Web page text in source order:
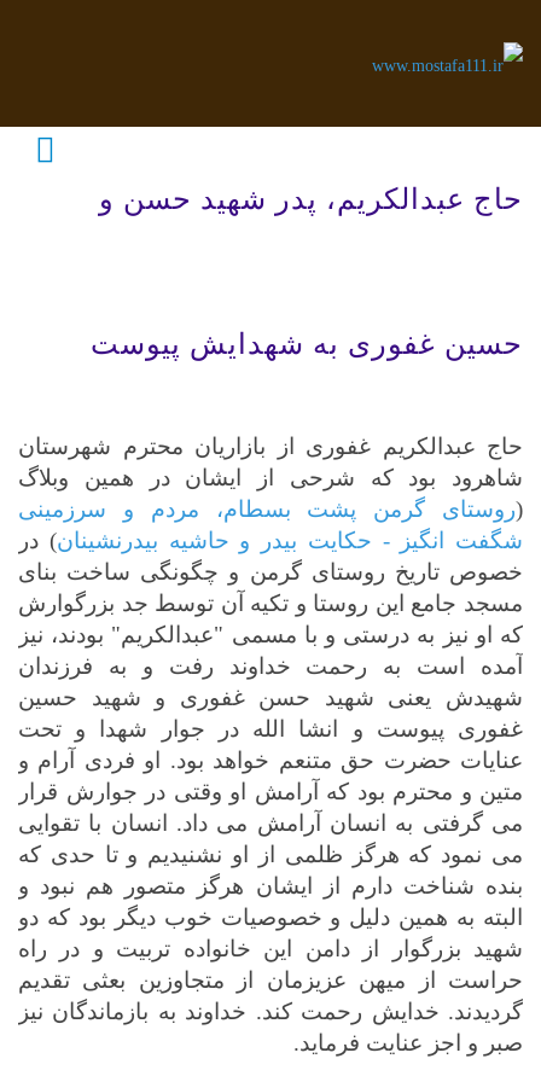
حاج عبدالکریم، پدر شهید حسن و
حسین غفوری به شهدایش پیوست
حاج عبدالکریم غفوری از بازاریان محترم شهرستان
شاهرود بود که شرحی از ایشان در همین وبلاگ
(روستای گرمن پشت بسطام، مردم و سرزمینی
شگفت انگیز - حکایت بیدر و حاشیه بیدرنشینان) در
خصوص تاریخ روستای گرمن و چگونگی ساخت بنای
مسجد جامع این روستا و تکیه آن توسط جد بزرگوارش
که او نیز به درستی و با مسمی "عبدالکریم" بودند، نیز
آمده است
به رحمت خداوند رفت و به فرزندان
شهیدش یعنی شهید حسن غفوری و شهید حسین
غفوری پیوست و انشا الله در جوار
شهدا و تحت
عنایات حضرت حق متنعم خواهد بود. او فردی آرام و
متین و محترم بود که آرامش او وقتی در جوارش قرار
می گرفتی به انسان آرامش می داد. انسان با تقوایی
می نمود که هرگز ظلمی از او نشنیدیم و تا حدی که
بنده شناخت دارم از ایشان هرگز متصور هم نبود و
البته به همین دلیل و خصوصیات خوب دیگر بود که دو
شهید بزرگوار از دامن این خانواده تربیت و در راه
حراست از میهن عزیزمان از متجاوزین بعثی تقدیم
گردیدند. خدایش رحمت کند. خداوند به بازماندگان نیز
صبر و اجز عنایت فرماید.